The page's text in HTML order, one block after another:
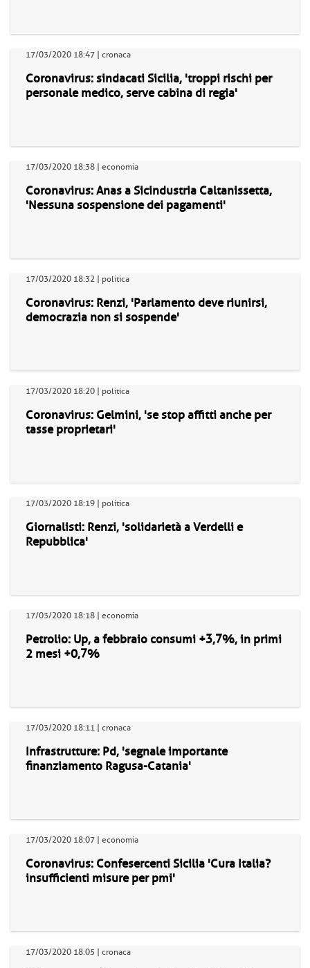
17/03/2020 18:47 | cronaca
Coronavirus: sindacati Sicilia, 'troppi rischi per
personale medico, serve cabina di regia'
17/03/2020 18:38 | economia
Coronavirus: Anas a Sicindustria Caltanissetta,
'Nessuna sospensione dei pagamenti'
17/03/2020 18:32 | politica
Coronavirus: Renzi, 'Parlamento deve riunirsi,
democrazia non si sospende'
17/03/2020 18:20 | politica
Coronavirus: Gelmini, 'se stop affitti anche per
tasse proprietari'
17/03/2020 18:19 | politica
Giornalisti: Renzi, 'solidarietà a Verdelli e
Repubblica'
17/03/2020 18:18 | economia
Petrolio: Up, a febbraio consumi +3,7%, in primi
2 mesi +0,7%
17/03/2020 18:11 | cronaca
Infrastrutture: Pd, 'segnale importante
finanziamento Ragusa-Catania'
17/03/2020 18:07 | economia
Coronavirus: Confesercenti Sicilia 'Cura Italia?
insufficienti misure per pmi'
17/03/2020 18:05 | cronaca